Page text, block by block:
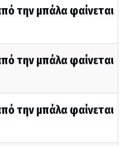
την μπάλα φαίνεται
την μπάλα φαίνεται
την μπάλα φαίνεται